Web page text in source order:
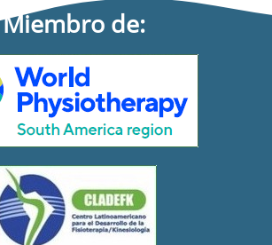
Miembro de: